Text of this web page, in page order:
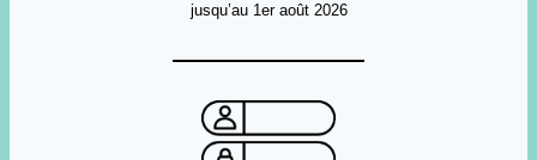
jusqu’au 1er août 2026